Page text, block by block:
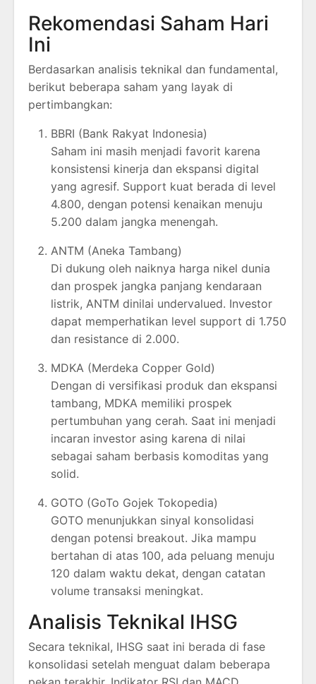
Rekomendasi Saham Hari
Ini
Berdasarkan analisis teknikal dan fundamental,
berikut beberapa saham yang layak di
pertimbangkan:
BBRI (Bank Rakyat Indonesia)
Saham ini masih menjadi favorit karena
konsistensi kinerja dan ekspansi digital
yang agresif. Support kuat berada di level
4.800, dengan potensi kenaikan menuju
5.200 dalam jangka menengah.
ANTM (Aneka Tambang)
Di dukung oleh naiknya harga nikel dunia
dan prospek jangka panjang kendaraan
listrik, ANTM dinilai undervalued. Investor
dapat memperhatikan level support di 1.750
dan resistance di 2.000.
MDKA (Merdeka Copper Gold)
Dengan di versifikasi produk dan ekspansi
tambang, MDKA memiliki prospek
pertumbuhan yang cerah. Saat ini menjadi
incaran investor asing karena di nilai
sebagai saham berbasis komoditas yang
solid.
GOTO (GoTo Gojek Tokopedia)
GOTO menunjukkan sinyal konsolidasi
dengan potensi breakout. Jika mampu
bertahan di atas 100, ada peluang menuju
120 dalam waktu dekat, dengan catatan
volume transaksi meningkat.
Analisis Teknikal IHSG
Secara teknikal, IHSG saat ini berada di fase
konsolidasi setelah menguat dalam beberapa